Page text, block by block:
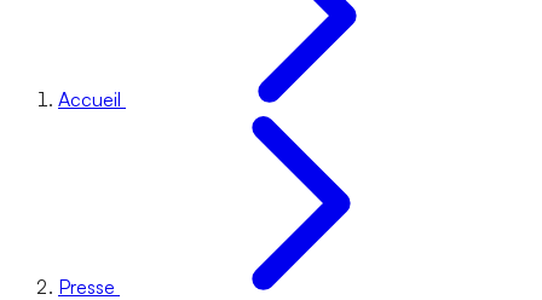
Accueil
Presse